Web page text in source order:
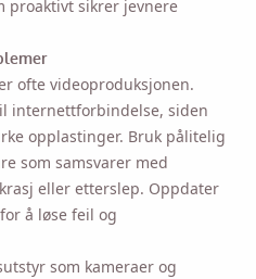
proaktivt sikrer jevnere
ofte videoproduksjonen.
internettforbindelse, siden
opplastinger. Bruk pålitelig
som samsvarer med
eller etterslep. Oppdater
å løse feil og
som kameraer og